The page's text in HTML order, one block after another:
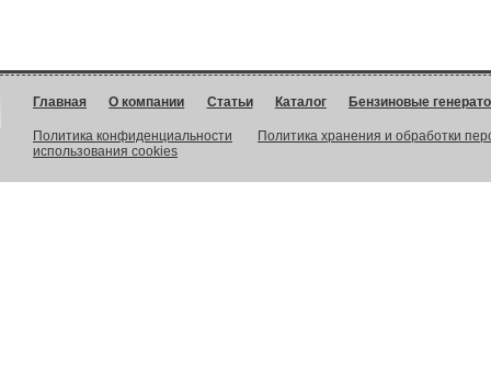
Главная О компании Статьи Каталог Бензиновые
Политика конфиденциальности
Политика хранения и обработки
использования cookies